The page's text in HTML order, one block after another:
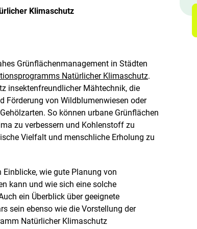
Klimaschutz
Grünflächenmanagement in Städten
Natürlicher Klimaschutz.
insektenfreundlicher Mähtechnik, die
Förderung von Wildblumenwiesen oder
So können urbane Grünflächen
zu verbessern und Kohlenstoff zu
Vielfalt und menschliche Erholung zu
Einblicke, wie gute Planung von
kann und wie sich eine solche
ein Überblick über geeignete
sein ebenso wie die Vorstellung der
Natürlicher Klimaschutz